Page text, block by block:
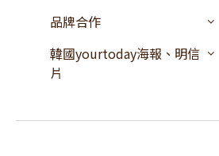
品牌合作
韓國yourtoday海報、明信
片